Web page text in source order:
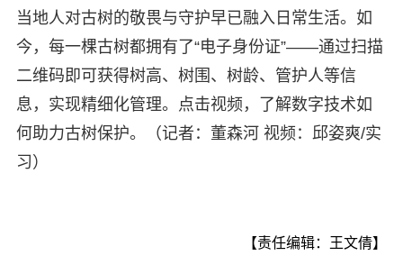
当地人对古树的敬畏与守护早已融入日常生活。如
今，每一棵古树都拥有了“电子身份证”——通过扫描
二维码即可获得树高、树围、树龄、管护人等信
息，实现精细化管理。点击视频，了解数字技术如
何助力古树保护。（记者：董森河 视频：邱姿爽/实
习）
【责任编辑：王文倩】